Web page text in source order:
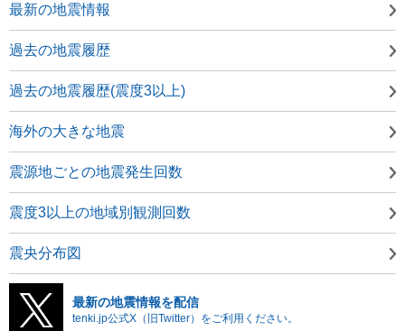
最新の地震情報
過去の地震履歴
過去の地震履歴(震度3以上)
海外の大きな地震
震源地ごとの地震発生回数
震度3以上の地域別観測回数
震央分布図
最新の地震情報を配信
tenki.jp公式X（旧Twitter）をご利用ください。